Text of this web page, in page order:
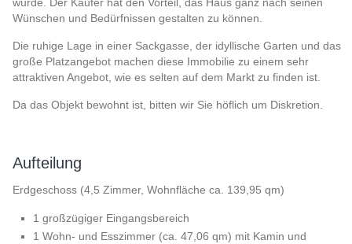
wurde. Der Käufer hat den Vorteil, das Haus ganz nach seinen
Wünschen und Bedürfnissen gestalten zu können.
Die ruhige Lage in einer Sackgasse, der idyllische Garten und das
große Platzangebot machen diese Immobilie zu einem sehr
attraktiven Angebot, wie es selten auf dem Markt zu finden ist.
Da das Objekt bewohnt ist, bitten wir Sie höflich um Diskretion.
Aufteilung
Erdgeschoss (4,5 Zimmer, Wohnfläche ca. 139,95 qm)
1 großzügiger Eingangsbereich
1 Wohn- und Esszimmer (ca. 47,06 qm) mit Kamin und